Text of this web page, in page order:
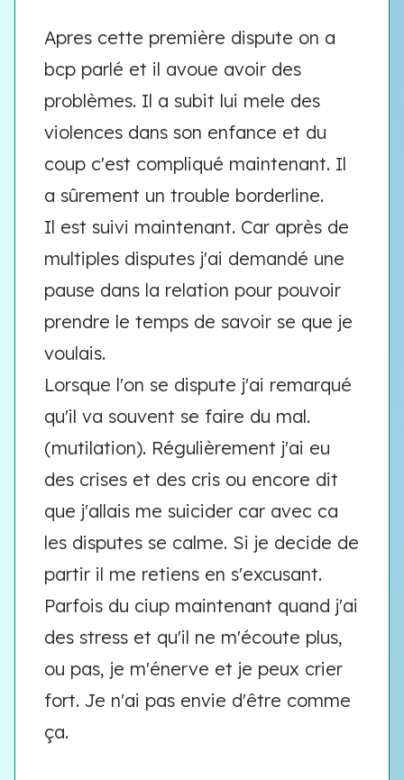
Apres cette première dispute on a
bcp parlé et il avoue avoir des
problèmes. Il a subit lui mele des
violences dans son enfance et du
coup c'est compliqué maintenant. Il
a sûrement un trouble borderline.
Il est suivi maintenant. Car après de
multiples disputes j'ai demandé une
pause dans la relation pour pouvoir
prendre le temps de savoir se que je
voulais.
Lorsque l'on se dispute j'ai remarqué
qu'il va souvent se faire du mal.
(mutilation). Régulièrement j'ai eu
des crises et des cris ou encore dit
que j'allais me suicider car avec ca
les disputes se calme. Si je decide de
partir il me retiens en s'excusant.
Parfois du ciup maintenant quand j'ai
des stress et qu'il ne m'écoute plus,
ou pas, je m'énerve et je peux crier
fort. Je n'ai pas envie d'être comme
ça.